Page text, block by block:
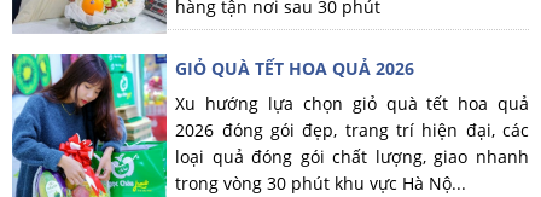
hàng tận nơi sau 30 phút
GIỎ QUÀ TẾT HOA QUẢ 2026
Xu hướng lựa chọn giỏ quà tết hoa quả
2026 đóng gói đẹp, trang trí hiện đại, các
loại quả đóng gói chất lượng, giao nhanh
trong vòng 30 phút khu vực Hà Nộ...